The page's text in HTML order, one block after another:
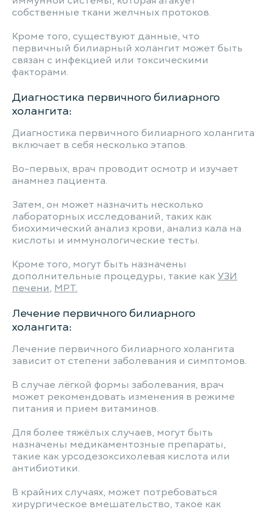
собственные ткани желчных протоков.
Кроме того, существуют данные, что
первичный билиарный холангит может быть
связан с инфекцией или токсическими
факторами.
Диагностика первичного билиарного
холангита:
Диагностика первичного билиарного холангита
включает в себя несколько этапов.
Во-первых, врач проводит осмотр и изучает
анамнез пациента.
Затем, он может назначить несколько
лабораторных исследований, таких как
биохимический анализ крови, анализ кала на
кислоты и иммунологические тесты.
Кроме того, могут быть назначены
дополнительные процедуры, такие какУЗИ
печени, МРТ.
Лечение первичного билиарного
холангита:
Лечение первичного билиарного холангита
зависит от степени заболевания и симптомов.
В случае лёгкой формы заболевания, врач
может рекомендовать изменения в режиме
питания и прием витаминов.
Для более тяжёлых случаев, могут быть
назначены медикаментозные препараты,
такие как урсодезоксихолевая кислота или
антибиотики.
В крайних случаях, может потребоваться
хирургическое вмешательство, такое как